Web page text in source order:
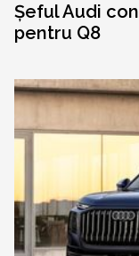
Șeful Audi
pentru Q8